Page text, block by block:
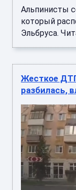
Альпинисты
который
Эльбруса.
Жесткое
разбилась,